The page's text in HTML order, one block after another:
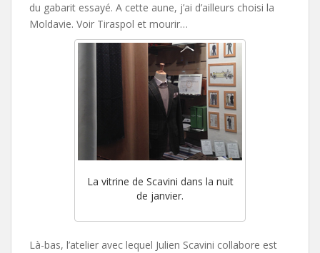
du gabarit essayé. A cette aune, j’ai d’ailleurs choisi la
Moldavie. Voir Tiraspol et mourir…
La vitrine de Scavini dans la nuit
de janvier.
Là-bas, l’atelier avec lequel Julien Scavini collabore est